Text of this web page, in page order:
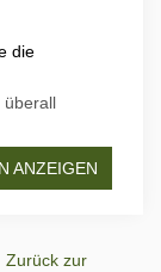
die
überall
ANZEIGEN
Zurück zur